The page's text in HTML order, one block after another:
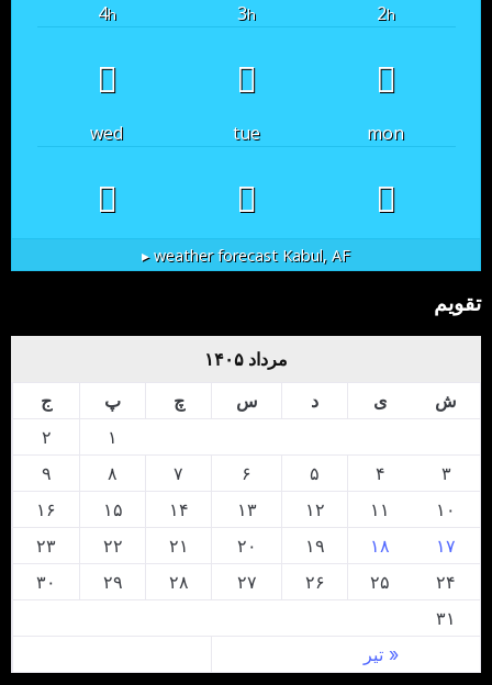
2h
3h
4h
mon
tue
wed
Kabul, AF
weather forecast ▸
تقویم
مرداد ۱۴۰۵
ش
ی د س چ پ ج
« تیر
۱
۲
۳
۴ ۵ ۶ ۷ ۸
۹
۱۰
۱۱ ۱۲ ۱۳ ۱۴ ۱۵
۱۶
۱۷
۱۸ ۱۹ ۲۰ ۲۱ ۲۲
۲۳
۲۴
۲۵ ۲۶ ۲۷ ۲۸ ۲۹
۳۰
۳۱